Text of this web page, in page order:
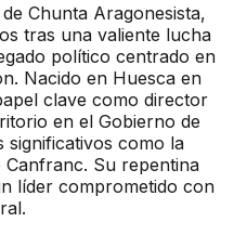
Chunta Aragonesista,
tras una valiente lucha
político centrado en
Nacido en Huesca en
clave como director
en el Gobierno de
como la
Canfranc. Su repentina
líder comprometido con